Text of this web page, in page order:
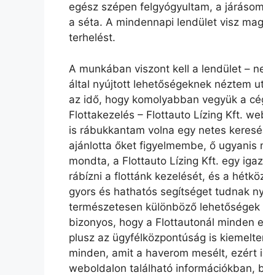
egész szépen felgyógyultam, a
a séta. A mindennapi lendület visz
terhelést.
A munkában viszont kell a lendület –
által nyújtott lehetőségeknek néztem
az idő, hogy komolyabban vegyük a
Flottakezelés – Flottauto Lízing Kft.
is rábukkantam volna egy netes
ajánlotta őket figyelmembe, ő
mondta, a Flottauto Lízing Kft. egy
rábízni a flottánk kezelését, és a
gyors és hathatós segítséget tudnak
természetesen különböző
bizonyos, hogy a Flottautonál minden
plusz az ügyfélközpontúság is
minden, amit a haverom mesélt, ezért
weboldalon található információkban,